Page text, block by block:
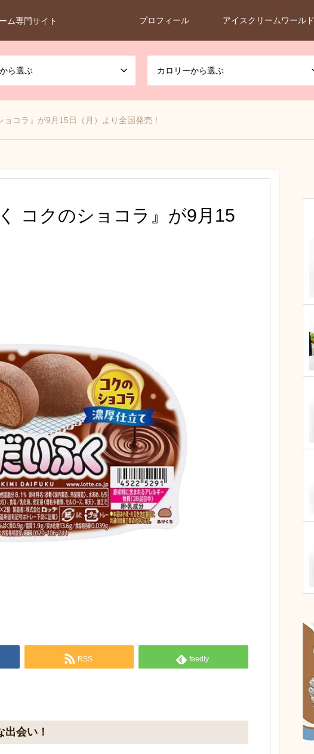
ム専門サイト プロフィール アイスクリームワールド
ら選ぶ カロリーから選ぶ
コラ』が9月15日（月）より全国発売！
コクのショコラ』が9月15
RSS feedly
会い！